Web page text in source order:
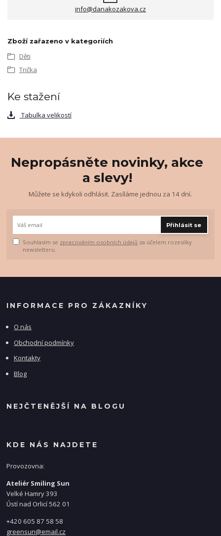
info@danakozakova.cz
Zboží zařazeno v kategoriích
Děti
Trička
Ke stažení
Tabulka velikostí
Nepropásněte novinky, akce
a slevy!
Můžete se kdykoli odhlásit. Zasíláme jednou za 14 dní.
Přihlásit se
Souhlasím se zpracováním osobních údajů za účelem rozesílky
newsletteru.
INFORMACE PRO ZÁKAZNÍKY
O nás
Obchodní podmínky
Kontakty
Blog
NEJČTENĚJŠÍ NA BLOGU
KDE NÁS NAJDETE
Provozovna:
Ateliér Smiling Sun
Velké Hamry 393
Ústí nad Orlicí 562 01
+420 605 87 58 58
greensun@email.cz